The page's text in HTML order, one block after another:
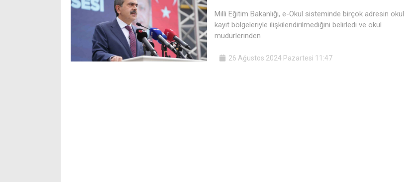
Milli Eğitim Bakanlığı, e-Okul sisteminde birçok adresin okul
kayıt bölgeleriyle ilişkilendirilmediğini belirledi ve okul
müdürlerinden
26 Ağustos 2024 Pazartesi 11:47